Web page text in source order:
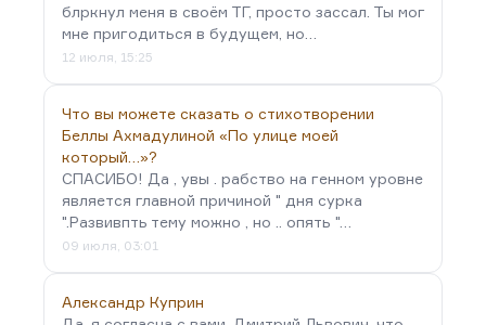
блркнул меня в своём ТГ, просто зассал. Ты мог
мне пригодиться в будущем, но…
12 июля, 15:25
Что вы можете сказать о стихотворении
Беллы Ахмадулиной «По улице моей
который…»?
СПАСИБО! Да , увы . рабство на генном уровне
является главной причиной " дня сурка
".Развивпть тему можно , но .. опять "…
09 июля, 03:01
Александр Куприн